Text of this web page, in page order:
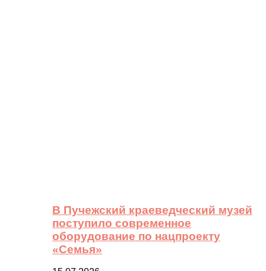
В Пучежский краеведческий музей
поступило современное
оборудование по нацпроекту
«Семья»